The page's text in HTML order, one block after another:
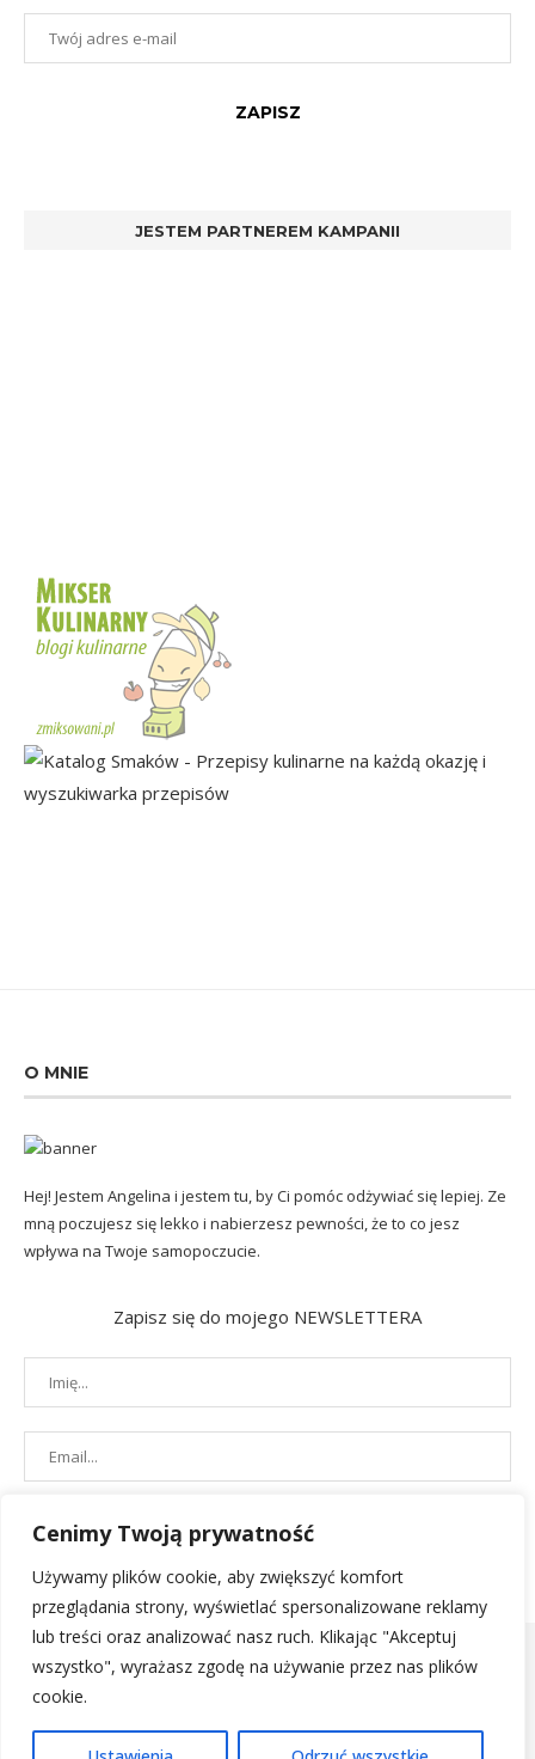
Cenimy Twoją prywatność
Używamy plików cookie, aby zwiększyć komfort
przeglądania strony, wyświetlać spersonalizowane reklamy
lub treści oraz analizować nasz ruch. Klikając "Akceptuj
wszystko", wyrażasz zgodę na używanie przez nas plików
cookie.
JESTEM PARTNEREM KAMPANII
O MNIE
Hej! Jestem Angelina i jestem tu, by Ci pomóc odżywiać się lepiej. Ze
mną poczujesz się lekko i nabierzesz pewności, że to co jesz
wpływa na Twoje samopoczucie.
Zapisz się do mojego NEWSLETTERA
POLITYKA PRYWATNOŚCI REGULAMIN SKLEPU| 2019 - All Right